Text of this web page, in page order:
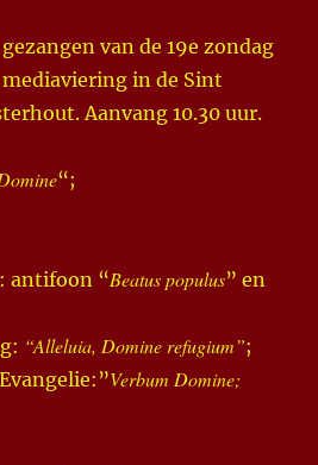
van de 19e zondag
in de Sint
Aanvang 10.30 uur.
“;
antifoon “Beatus populus” en
“Alleluia, Domine refugium”;
Verbum Domine;